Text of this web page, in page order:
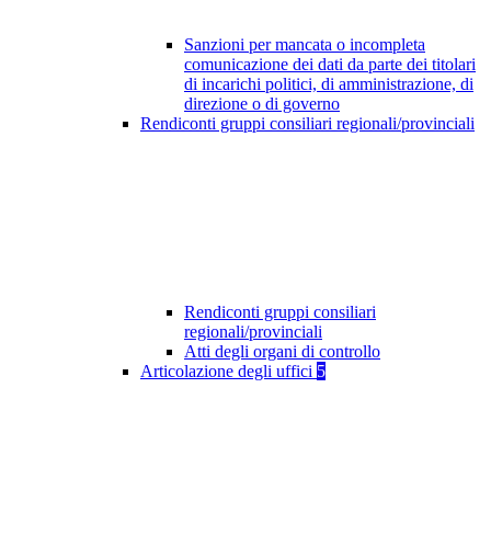
Sanzioni per mancata o incompleta
comunicazione dei dati da parte dei titolari
di incarichi politici, di amministrazione, di
direzione o di governo
Rendiconti gruppi consiliari regionali/provinciali
Rendiconti gruppi consiliari
regionali/provinciali
Atti degli organi di controllo
Articolazione degli uffici 5